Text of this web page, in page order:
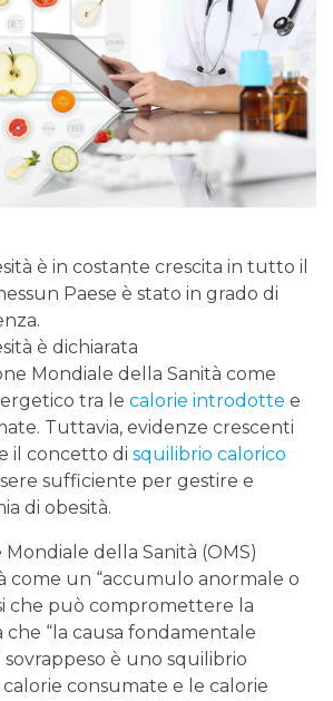
è in costante crescita in tutto il
Paese è stato in grado di
è dichiarata
Mondiale della Sanità come
tra le calorie introdotte e
Tuttavia, evidenze crescenti
il concetto di squilibrio calorico
sufficiente per gestire e
di obesità.
Mondiale della Sanità (OMS)
come un “accumulo anormale o
che può compromettere la
che “la causa fondamentale
sovrappeso è uno squilibrio
consumate e le calorie